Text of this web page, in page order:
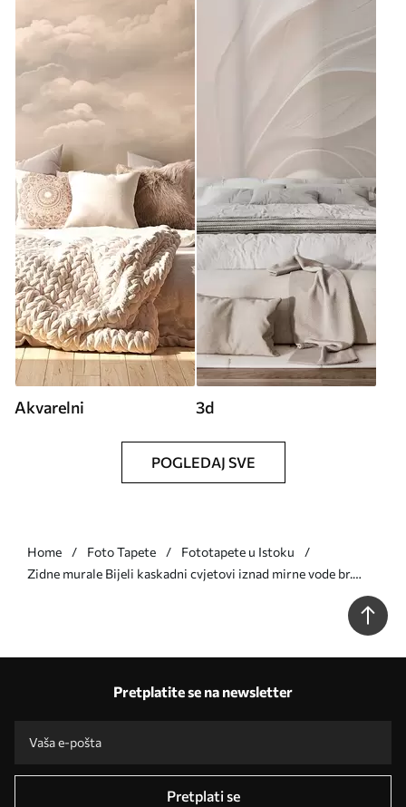
Akvarelni 3d
POGLEDAJ SVE
Home Foto Tapete
Fototapete u Istoku
Zidne murale Bijeli kaskadni cvjetovi iznad mirne vode br.
Pretplatite se na newsletter
Pretplati se